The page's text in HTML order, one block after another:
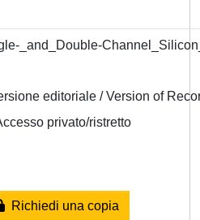
_and_Double-
editoriale / Version of
privato/ristretto
Richiedi una copia